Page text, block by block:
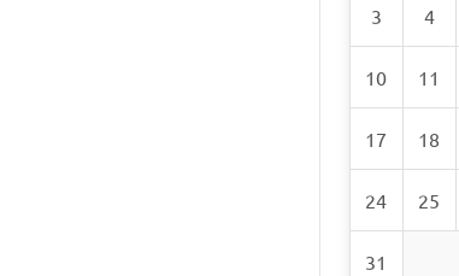
3 4
10 11
17 18
24 25
31